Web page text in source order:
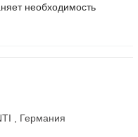
необходимость
, Германия